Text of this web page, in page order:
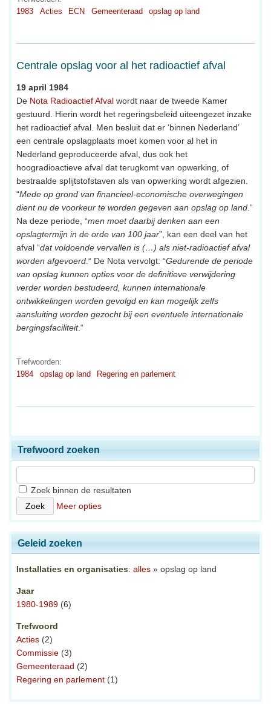
1983
Acties ECN Gemeenteraad opslag op land
Centrale opslag voor al het radioactief afval
19 april 1984
De Nota Radioactief Afval wordt naar de tweede Kamer
gestuurd. Hierin wordt het regeringsbeleid uiteengezet inzake
het radioactief afval. Men besluit dat er ‘binnen Nederland’
een centrale opslagplaats moet komen voor al het in
Nederland geproduceerde afval, dus ook het
hoogradioactieve afval dat terugkomt van opwerking, of
bestraalde splijtstofstaven als van opwerking wordt afgezien.
“Mede op grond van financieel-economische overwegingen
dient nu de voorkeur te worden gegeven aan opslag op land.“
Na deze periode, “men moet daarbij denken aan een
opslagtermijn in de orde van 100 jaar”, kan een deel van het
afval “dat voldoende vervallen is (…) als niet-radioactief afval
worden afgevoerd.“ De Nota vervolgt: “Gedurende de periode
van opslag kunnen opties voor de definitieve verwijdering
verder worden bestudeerd, kunnen internationale
ontwikkelingen worden gevolgd en kan mogelijk zelfs
aansluiting worden gezocht bij een eventuele internationale
bergingsfaciliteit.“
Trefwoorden:
1984
opslag op land Regering en parlement
Trefwoord zoeken
Zoek binnen de resultaten
Meer opties
Geleid zoeken
Installaties en organisaties: alles » opslag op land
Jaar
1980-1989 (6)
Trefwoord
Acties (2)
Commissie (3)
Gemeenteraad (2)
Regering en parlement (1)